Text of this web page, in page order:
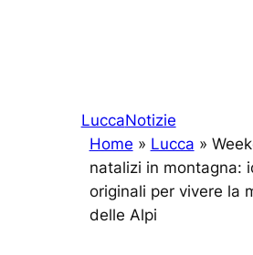
LuccaNotizie
Home » Lucca »
natalizi in montagna:
originali per vivere la
delle Alpi